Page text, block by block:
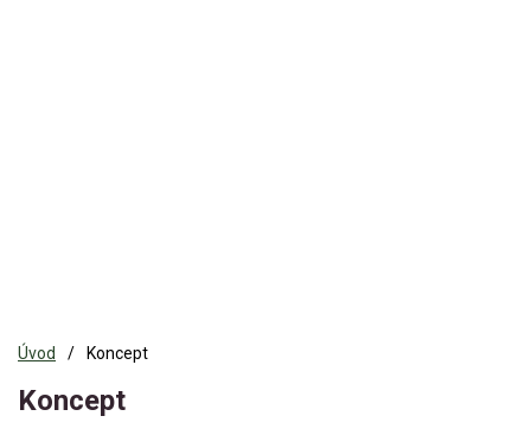
Úvod Koncept
Koncept